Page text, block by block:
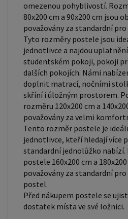
rošt ZDARMA: Laťkový rošt je
kteří hledají kvalitní, pohodlný
podklad pod matraci.
dřevěných lišt, které jsou
poskytuje dobrou podporu těla,
odvádění vlhkosti. Rošt
příčkami, které jsou spojeny
jsou z masivu borovice.
cca 11 cm. Zpracování - lakovaná postel: Lakované
postele jsou oblíbené pro svůj
odolnost. Lakovaný povrch je
čistí a je odolný vůči
Máte zájem o velkoobchodní
chcete získat zajímavou
množství našich produktů?
firmám, nabízíme
omezenou pohyblivostí.
80x200 cm a 90x200 cm jsou
považovány za standardní
Tyto rozměry postele jsou
jednotlivce a najdou
studentském pokoji, pokoji
dalších pokojích. Námi
doplnit matrací, nočními
skříní i úložným prostorem.
rozměru 120x200 cm a
považovány za velmi
Tento rozměr postele je
jednotlivce, kteří hledají více
standardní jednolůžko nabízí.
postele 160x200 cm a
považovány za standardní
postel.
Před nákupem postele se
dostatek místa ve své ložnici.